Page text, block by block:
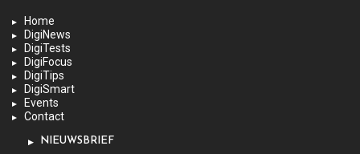
Home
DigiNews
DigiTests
DigiFocus
DigiTips
DigiSmart
Events
Contact
NIEUWSBRIEF